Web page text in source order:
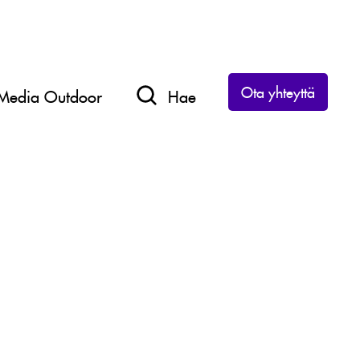
Outdoor Hae Ota yhteyttä